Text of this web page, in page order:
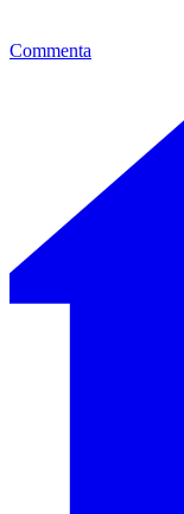
Commenta